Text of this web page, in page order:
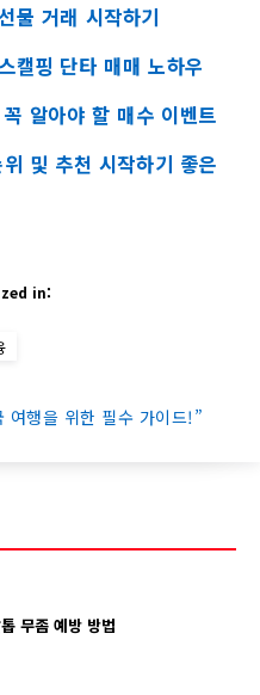
물 거래 시작하기
캘핑 단타 매매 노하우
알아야 할 매수 이벤트
및 추천 시작하기 좋은
in:
행을 위한 필수 가이드!”
무좀 예방 방법